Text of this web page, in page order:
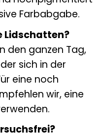
Farbabgabe.
Lidschatten?
den ganzen Tag,
sich in der
eine noch
wir, eine